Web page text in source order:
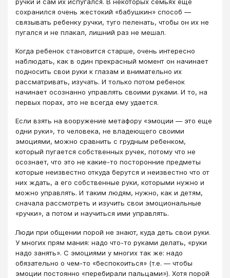
сохранился очень жестокий «бабушкин» способ —
связывать ребенку ручки, туго пеленать, чтобы он их не
пугался и не плакал, лишний раз не мешал.
Когда ребенок становится старше, очень интересно
наблюдать, как в один прекрасный момент он начинает
подносить свои руки к глазам и внимательно их
рассматривать, изучать. И только потом ребенок
начинает осознанно управлять своими руками. И то, на
первых порах, это не всегда ему удается.
Если взять на вооружение метафору «эмоции — это еще
одни руки», то человека, не владеющего своими
эмоциями, можно сравнить с грудным ребенком,
который пугается собственных ручек, потому что не
осознает, что это не какие-то посторонние предметы
которые неизвестно откуда берутся и неизвестно что от
них ждать, а его собственные руки, которыми нужно и
можно управлять. И таким людям, нужно, как и детям,
сначала рассмотреть и изучить свои эмоциональные
«ручки», а потом и научиться ими управлять.
Люди при общении порой не знают, куда деть свои руки.
У многих прям мания: надо что-то руками делать, «руки
надо занять». С эмоциями у многих так же: надо
обязательно о чем-то «беспокоиться» (т.е. — чтобы
эмоции постоянно «перебирали пальцами»). Хотя порой